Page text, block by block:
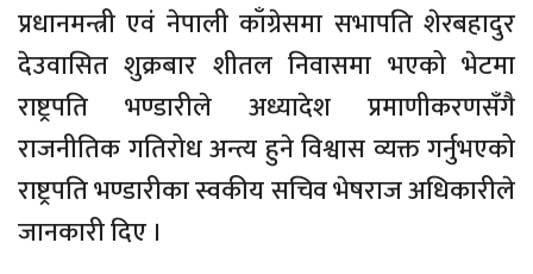
प्रधानमन्त्री एवं नेपाली काँग्रेसमा सभापति शेरबहादुर
देउवासित शुक्रबार शीतल निवासमा भएको भेटमा
राष्ट्रपति भण्डारीले अध्यादेश प्रमाणीकरणसँगै
राजनीतिक गतिरोध अन्त्य हुने विश्वास व्यक्त गर्नुभएको
राष्ट्रपति भण्डारीका स्वकीय सचिव भेषराज अधिकारीले
जानकारी दिए ।